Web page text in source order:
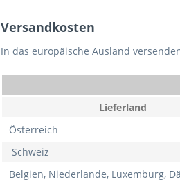
Versandkosten
In das europäische Ausland
Lieferland
Österreich
Schweiz
Belgien, Niederlande, Luxemburg,